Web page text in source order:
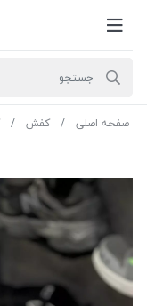
صفحه اصلی کفش